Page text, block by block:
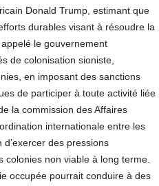
Donald Trump, estimant que
durables visant à résoudre la
le gouvernement
de colonisation sioniste,
en imposant des sanctions
de participer à toute activité liée
la commission des Affaires
internationale entre les
des pressions
colonies non viable à long terme.
occupée pourrait conduire à des